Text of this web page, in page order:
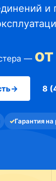
—
→ 8
Гарантия